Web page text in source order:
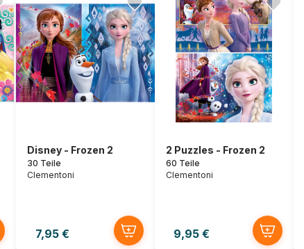
Disney - Frozen 2
30 Teile
Clementoni
7,95 €
2 Puzzles - Frozen 2
60 Teile
Clementoni
9,95 €